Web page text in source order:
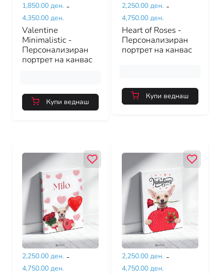
1,850.00 ден. -
4,350.00 ден.
Valentine
Minimalistic -
Персонализиран
портрет на канвас
Купи веднаш
2,250.00 ден. -
4,750.00 ден.
Heart of Roses -
Персонализиран
портрет на канвас
Купи веднаш
2,250.00 ден. -
4,750.00 ден.
2,250.00 ден. -
4,750.00 ден.